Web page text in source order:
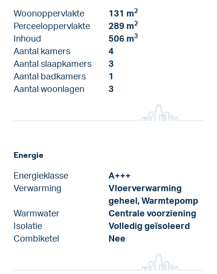
Woonoppervlakte 131 m2
Perceeloppervlakte 289 m2
Inhoud 506 m3
Aantal kamers
4
Aantal slaapkamers
3
Aantal badkamers
1
Aantal woonlagen
3
Energie
Energieklasse
A+++
Verwarming
Vloerverwarming
geheel, Warmtepomp
Warmwater
Centrale voorziening
Isolatie
Volledig geïsoleerd
Combiketel
Nee